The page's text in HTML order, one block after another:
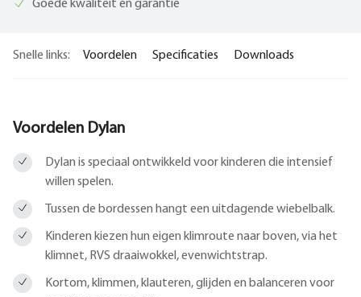
Goede kwaliteit en garantie
Snelle links: Voordelen Specificaties Downloads
Voordelen Dylan
Dylan is speciaal ontwikkeld voor kinderen die intensief
willen spelen.
Tussen de bordessen hangt een uitdagende wiebelbalk.
Kinderen kiezen hun eigen klimroute naar boven, via het
klimnet, RVS draaiwokkel, evenwichtstrap.
Kortom, klimmen, klauteren, glijden en balanceren voor